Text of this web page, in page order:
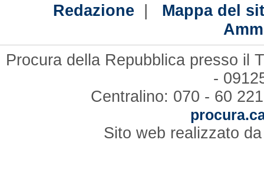
Redazione | Mappa del
Procura della Repubblica presso il
-
Centralino: 070 - 60
Sito web realizzato